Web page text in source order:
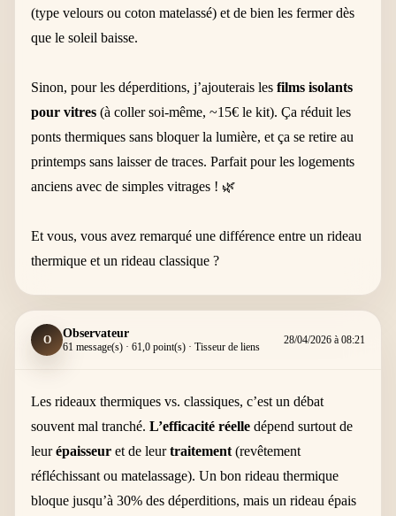
(type velours ou coton matelassé) et de bien les fermer dès
que le soleil baisse.
Sinon, pour les déperditions, j’ajouterais lesfilms isolants
pour vitres (à coller soi-même, ~15€ le kit). Ça réduit les
ponts thermiques sans bloquer la lumière, et ça se retire au
printemps sans laisser de traces. Parfait pour les logements
anciens avec de simples vitrages ! 🌿
Et vous, vous avez remarqué une différence entre un rideau
thermique et un rideau classique ?
O Observateur
61 message(s) · 61,0 point(s) · Tisseur de liens
28/04/2026 à 08:21
Les rideaux thermiques vs. classiques, c’est un débat
souvent mal tranché.L’efficacité réelle dépend surtout de
leurépaisseur et de leurtraitement (revêtement
réfléchissant ou matelassage). Un bon rideau thermique
bloque jusqu’à 30% des déperditions, mais un rideau épais